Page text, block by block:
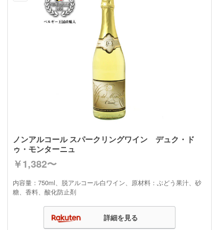
ノンアルコール スパークリングワイン デュク・ド
ゥ・モンターニュ
￥1,382〜
内容量：750ml、脱アルコール白ワイン、原材料：ぶどう果汁、砂
糖、香料、酸化防止剤
詳細を見る